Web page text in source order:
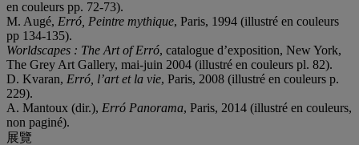
en couleurs pp. 72-73).
M. Augé, Erró, Peintre mythique, Paris, 1994 (illustré en couleurs
pp 134-135).
Worldscapes : The Art of Erró, catalogue d’exposition, New York,
The Grey Art Gallery, mai-juin 2004 (illustré en couleurs pl. 82).
D. Kvaran, Erró, l’art et la vie, Paris, 2008 (illustré en couleurs p.
229).
A. Mantoux (dir.), Erró Panorama, Paris, 2014 (illustré en couleurs,
non paginé).
展覽